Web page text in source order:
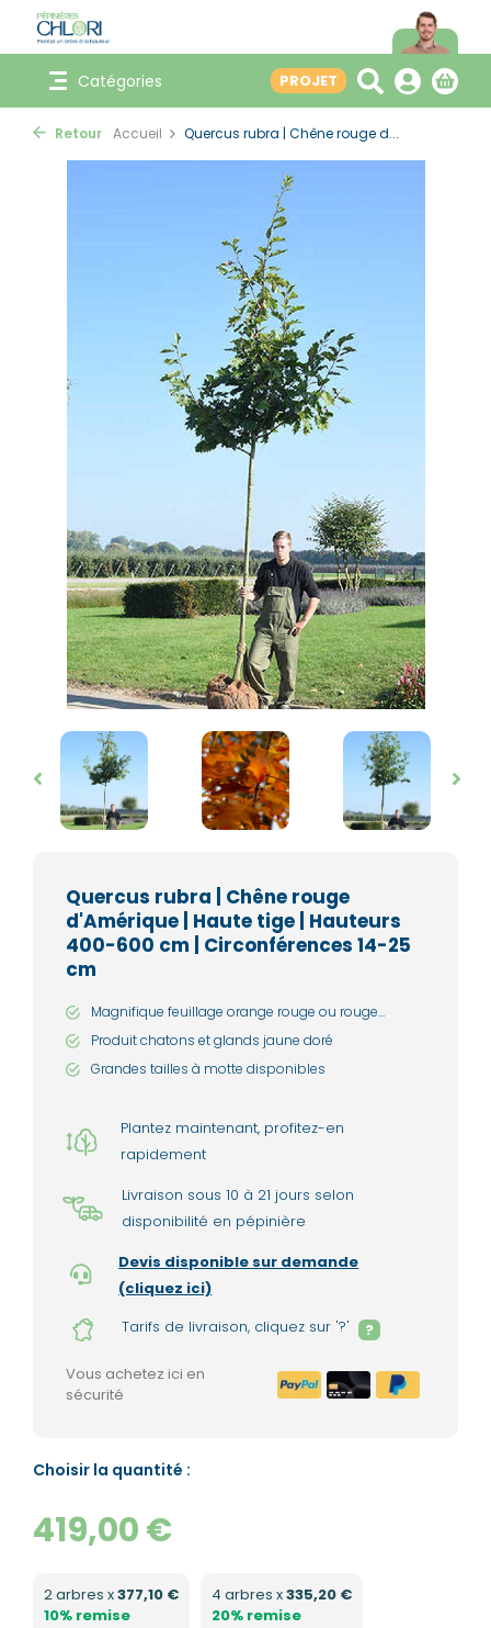
Catégories PROJET
Retour Accueil Quercus rubra | Chêne rouge d...
Quercus rubra | Chêne rouge
d'Amérique | Haute tige | Hauteurs
400-600 cm | Circonférences 14-25
cm
Magnifique feuillage orange rouge ou rouge
Produit chatons et glands jaune doré
Grandes tailles à motte disponibles
Plantez maintenant, profitez-en
rapidement
Livraison sous 10 à 21 jours selon
disponibilité en pépinière
Devis disponible sur demande
(cliquez ici)
Tarifs de livraison, cliquez sur '?'
?
Vous achetez ici en
sécurité
Choisir la quantité :
419,00 €
2 arbres x377,10 €
10% remise
4 arbres x335,20 €
20% remise